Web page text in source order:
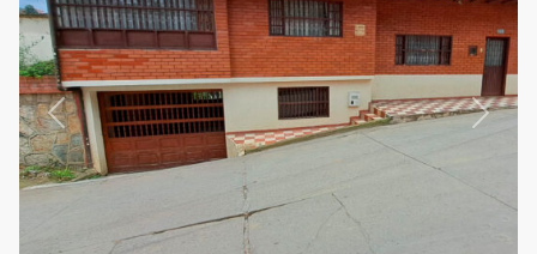
Previous Next